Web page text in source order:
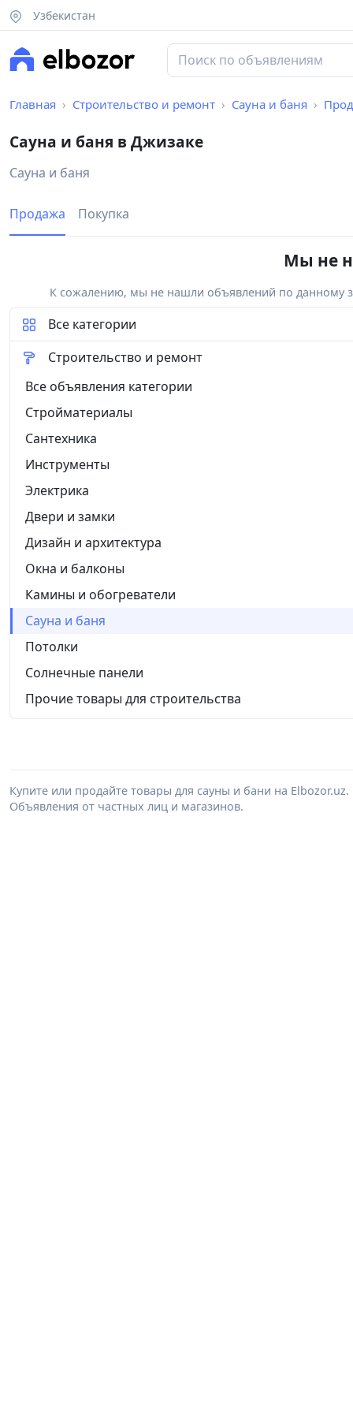
Узбекистан
Главная Строительство и ремонт Сауна и баня
Сауна и баня в Джизаке
Сауна и баня
Продажа Покупка
Мы не
К сожалению, мы не нашли объявлений по данному
Все категории
Строительство и ремонт
Все объявления категории
Стройматериалы
Сантехника
Инструменты
Электрика
Двери и замки
Дизайн и архитектура
Окна и балконы
Камины и обогреватели
Сауна и баня
Потолки
Солнечные панели
Прочие товары для строительства
Купите или продайте товары для сауны и бани на
Объявления от частных лиц и магазинов.